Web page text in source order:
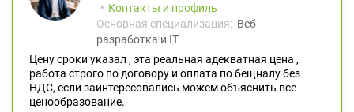
Контакты и профиль
Основная специализация: Веб-
разработка и IT
Цену сроки указал , эта реальная адекватная цена ,
работа строго по договору и оплата по бещналу без
НДС, если заинтересовались можем объяснить все
ценообразование.